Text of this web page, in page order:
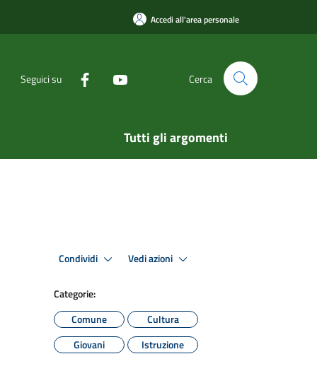
Accedi all'area personale
Seguici su Cerca
Tutti gli argomenti
Condividi Vedi azioni
Categorie:
Comune
Cultura
Giovani
Istruzione